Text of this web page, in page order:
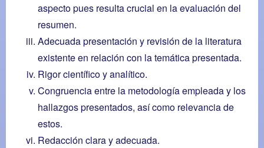
aspecto pues resulta crucial en la evaluación del
resumen.
Adecuada presentación y revisión de la literatura
existente en relación con la temática presentada.
Rigor científico y analítico.
Congruencia entre la metodología empleada y los
hallazgos presentados, así como relevancia de
estos.
Redacción clara y adecuada.